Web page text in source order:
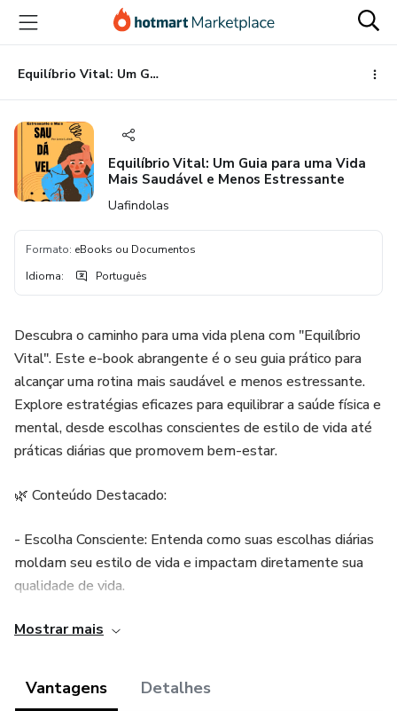
para
conteúdo
principal
para
pagamento
para
rodapé
Equilíbrio Vital: Um Guia para uma Vida Mais Saudável e Menos Estressante
Equilíbrio Vital: Um Guia para uma Vida
Mais Saudável e Menos Estressante
Uafindolas
Formato: eBooks ou Documentos
Idioma: Português
Descubra o caminho para uma vida plena com "Equilíbrio
Vital". Este e-book abrangente é o seu guia prático para
alcançar uma rotina mais saudável e menos estressante.
Explore estratégias eficazes para equilibrar a saúde física e
mental, desde escolhas conscientes de estilo de vida até
práticas diárias que promovem bem-estar.
🌿 Conteúdo Destacado:
- Escolha Consciente: Entenda como suas escolhas diárias
moldam seu estilo de vida e impactam diretamente sua
qualidade de vida.
- Práticas de Relaxamento:Explore técnicas simples para
Mostrar mais
Vantagens Detalhes